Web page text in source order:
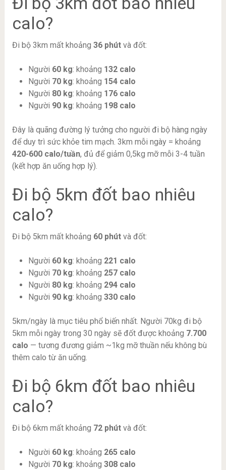
calo?
Đi bộ 3km mất khoảng 36 phútvà đốt:
Người 60 kg: khoảng 132 calo
Người 70 kg: khoảng 154 calo
Người 80 kg: khoảng 176 calo
Người 90 kg: khoảng 198 calo
Đây là quãng đường lý tưởng cho người đi bộ hàng ngày
để duy trì sức khỏe tim mạch. 3km mỗi ngày = khoảng
420-600 calo/tuần, đủ để giảm 0,5kg mỡ mỗi 3-4 tuần
(kết hợp ăn uống hợp lý).
Đi bộ 5km đốt bao nhiêu
calo?
Đi bộ 5km mất khoảng 60 phútvà đốt:
Người 60 kg: khoảng 221 calo
Người 70 kg: khoảng 257 calo
Người 80 kg: khoảng 294 calo
Người 90 kg: khoảng 330 calo
5km/ngày là mục tiêu phổ biến nhất. Người 70kg đi bộ
5km mỗi ngày trong 30 ngày sẽ đốt được khoảng 7.700
calo — tương đương giảm ~1kg mỡ thuần nếu không bù
thêm calo từ ăn uống.
Đi bộ 6km đốt bao nhiêu
calo?
Đi bộ 6km mất khoảng 72 phútvà đốt:
Người 60 kg: khoảng 265 calo
Người 70 kg: khoảng 308 calo